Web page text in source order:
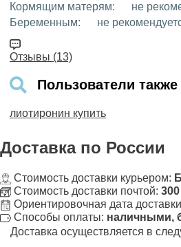
Кормящим матерям:
не
Беременным:
не
Отзывы (13)
Пользователи
лиотиронин купить
Доставка по России
Стоимость доставки курьером:
Стоимость доставки почтой:
Ориентировочная дата
Способы оплаты: наличными,
Доставка осуществляется в